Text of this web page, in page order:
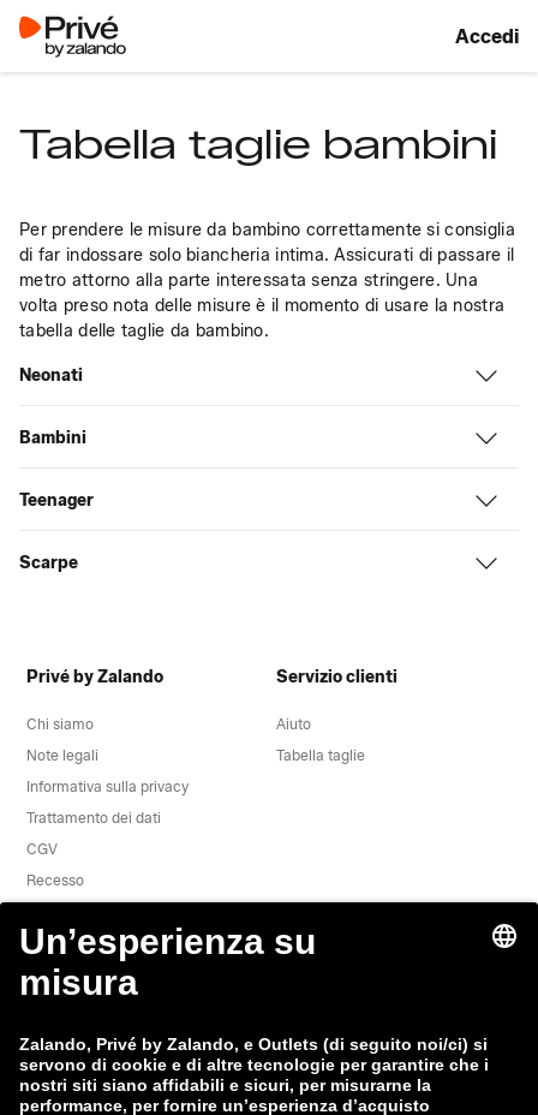
Accedi
Tabella taglie bambini
Per prendere le misure da bambino correttamente si consiglia
di far indossare solo biancheria intima. Assicurati di passare il
metro attorno alla parte interessata senza stringere. Una
volta preso nota delle misure è il momento di usare la nostra
tabella delle taglie da bambino.
Neonati
Bambini
Teenager
Scarpe
Privé by Zalando
Chi siamo
Note legali
Informativa sulla privacy
Trattamento dei dati
CGV
Recesso
Segnala una vulnerabilità
Sicurezza del prodotto
Servizio clienti
Aiuto
Tabella taglie
Zalando
ABOUT YOU